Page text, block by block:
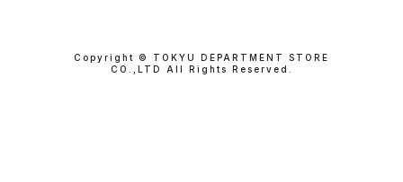
Copyright © TOKYU DEPARTMENT STORE
CO.,LTD All Rights Reserved.